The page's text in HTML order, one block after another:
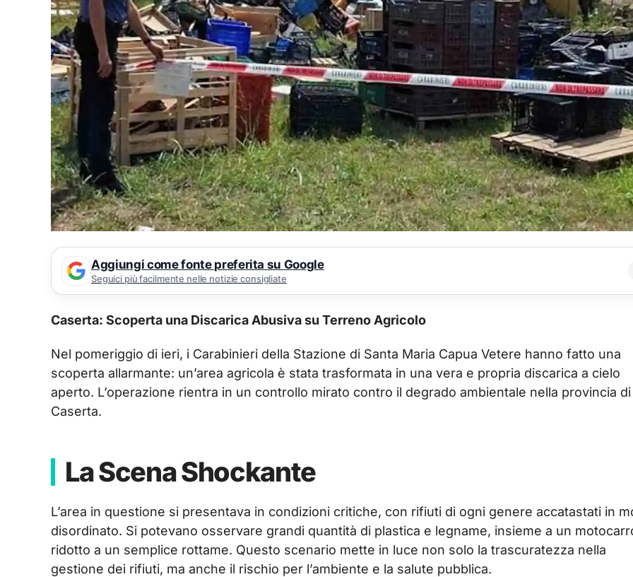
Aggiungi come fonte preferita su Google
Seguici più facilmente nelle notizie consigliate
Caserta: Scoperta una Discarica Abusiva su Terreno Agricolo
Nel pomeriggio di ieri, i Carabinieri della Stazione di Santa Maria Capua Vetere hanno fatto una
scoperta allarmante: un’area agricola è stata trasformata in una vera e propria discarica a cielo
aperto. L’operazione rientra in un controllo mirato contro il degrado ambientale nella provincia di
Caserta.
La Scena Shockante
L’area in questione si presentava in condizioni critiche, con rifiuti di ogni genere accatastati in
disordinato. Si potevano osservare grandi quantità di plastica e legname, insieme a un
ridotto a un semplice rottame. Questo scenario mette in luce non solo la trascuratezza nella
gestione dei rifiuti, ma anche il rischio per l’ambiente e la salute pubblica.